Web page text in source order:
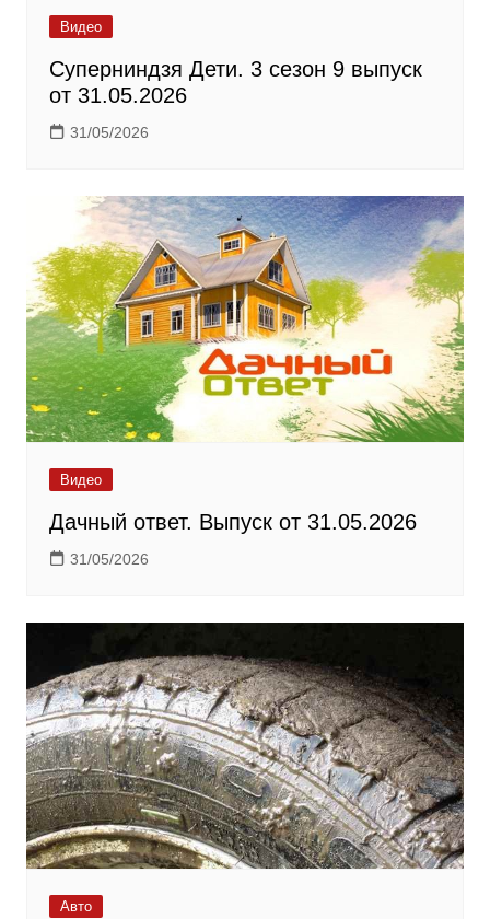
Видео
Суперниндзя Дети. 3 сезон 9 выпуск
от 31.05.2026
31/05/2026
Видео
Дачный ответ. Выпуск от 31.05.2026
31/05/2026
Авто